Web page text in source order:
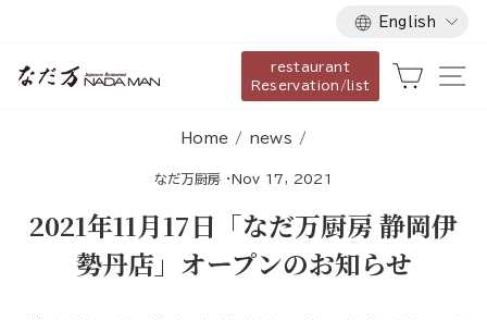
content
Language
English
restaurant
Reservation/list
Cart
Home / news /
なだ万厨房 ·Nov 17, 2021
2021年11月17日「なだ万厨房 静岡伊
勢丹店」オープンのお知らせ